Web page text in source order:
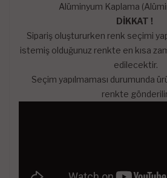
Alüminyum Kaplama
DİKKAT !
Sipariş oluştururken renk seçimi
istemiş olduğunuz renkte en kısa
edilecektir.
Seçim yapılmaması durumunda
renkte